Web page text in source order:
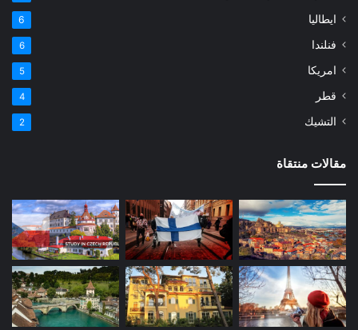
ايطاليا 6
فنلندا 6
امريكا 5
قطر 4
التشيك 2
مقالات منتقاة